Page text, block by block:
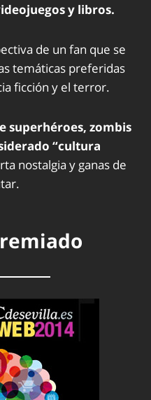
y libros.
de un fan que se
temáticas preferidas
ficción y el terror.
superhéroes, zombis
“cultura
nostalgia y ganas de